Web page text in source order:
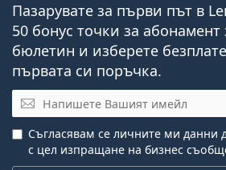
Пазарувате за първи път в
50 бонус точки за
бюлетин и изберете
първата си поръчка.
Имейл
Съгласявам се личните ми данни
с цел изпращане на бизнес